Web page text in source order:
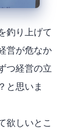
釣り上げて
営が危なか
つ経営の立
と思いま
て欲しいとこ